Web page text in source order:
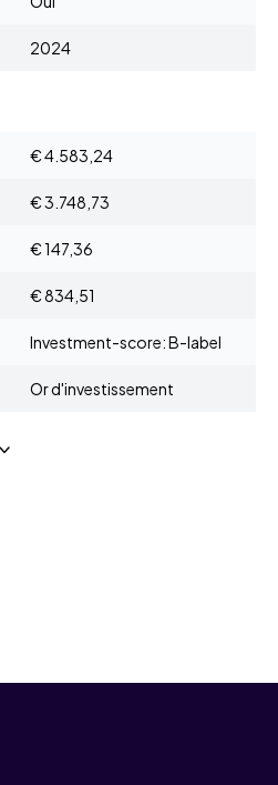
2024
€ 4.583,24
€ 3.748,73
€ 147,36
€ 834,51
Investment-score: B-label
Or d'investissement